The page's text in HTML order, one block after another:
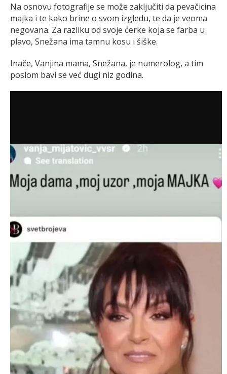
Na osnovu fotografije se može zaključiti da pevačicina
majka i te kako brine o svom izgledu, te da je veoma
negovana. Za razliku od svoje ćerke koja se farba u
plavo, Snežana ima tamnu kosu i šiške.
Inače, Vanjina mama, Snežana, je numerolog, a tim
poslom bavi se već dugi niz godina.